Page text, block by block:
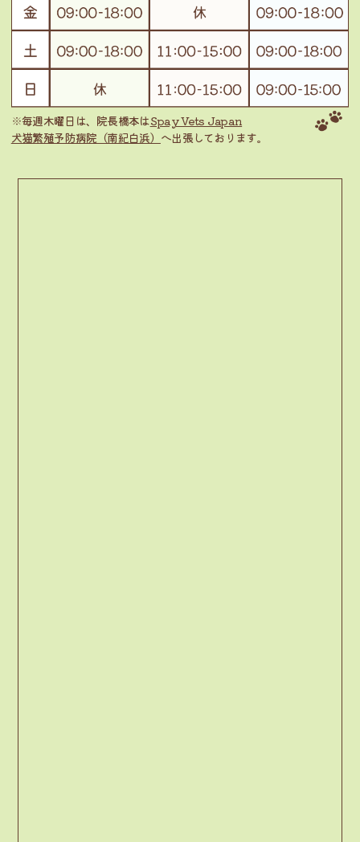
※毎週木曜日は、院長橋本はSpay Vets Japan
犬猫繁殖予防病院（南紀白浜） へ出張しております。